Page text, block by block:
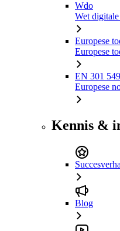
Wdo
Wet
Europese
Europese
EN 301 549
Europese
Kennis &
Blog